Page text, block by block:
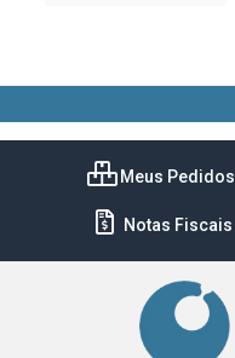
Meus Pedidos
Notas Fiscais